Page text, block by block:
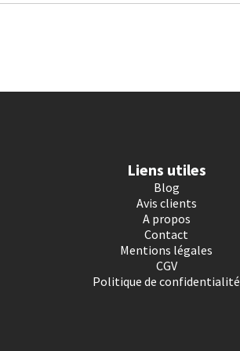
Liens utiles
Blog
Avis clients
A propos
Contact
Mentions légales
CGV
Politique de confidentialité